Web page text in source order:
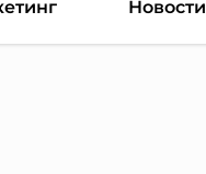
Новости